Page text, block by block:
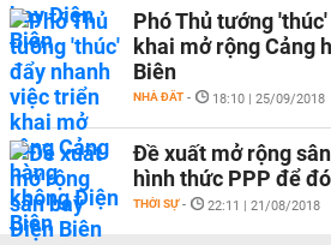
Phó Thủ tướng
khai mở rộng Cảng
Biên
NHÀ ĐẤT - 18:10 | 25/09/2018
Đề xuất mở rộng
hình thức PPP để
THỜI SỰ - 22:11 | 21/08/2018